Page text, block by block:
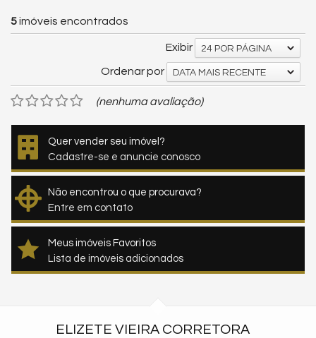
5imóveis encontrados
Exibir 24 POR PÁGINA
Ordenar por DATA MAIS RECENTE
(nenhuma avaliação)
Quer vender seu imóvel?
Cadastre-se e anuncie conosco
Não encontrou o que procurava?
Entre em contato
Meus imóveis Favoritos
Lista de imóveis adicionados
ELIZETE VIEIRA CORRETORA